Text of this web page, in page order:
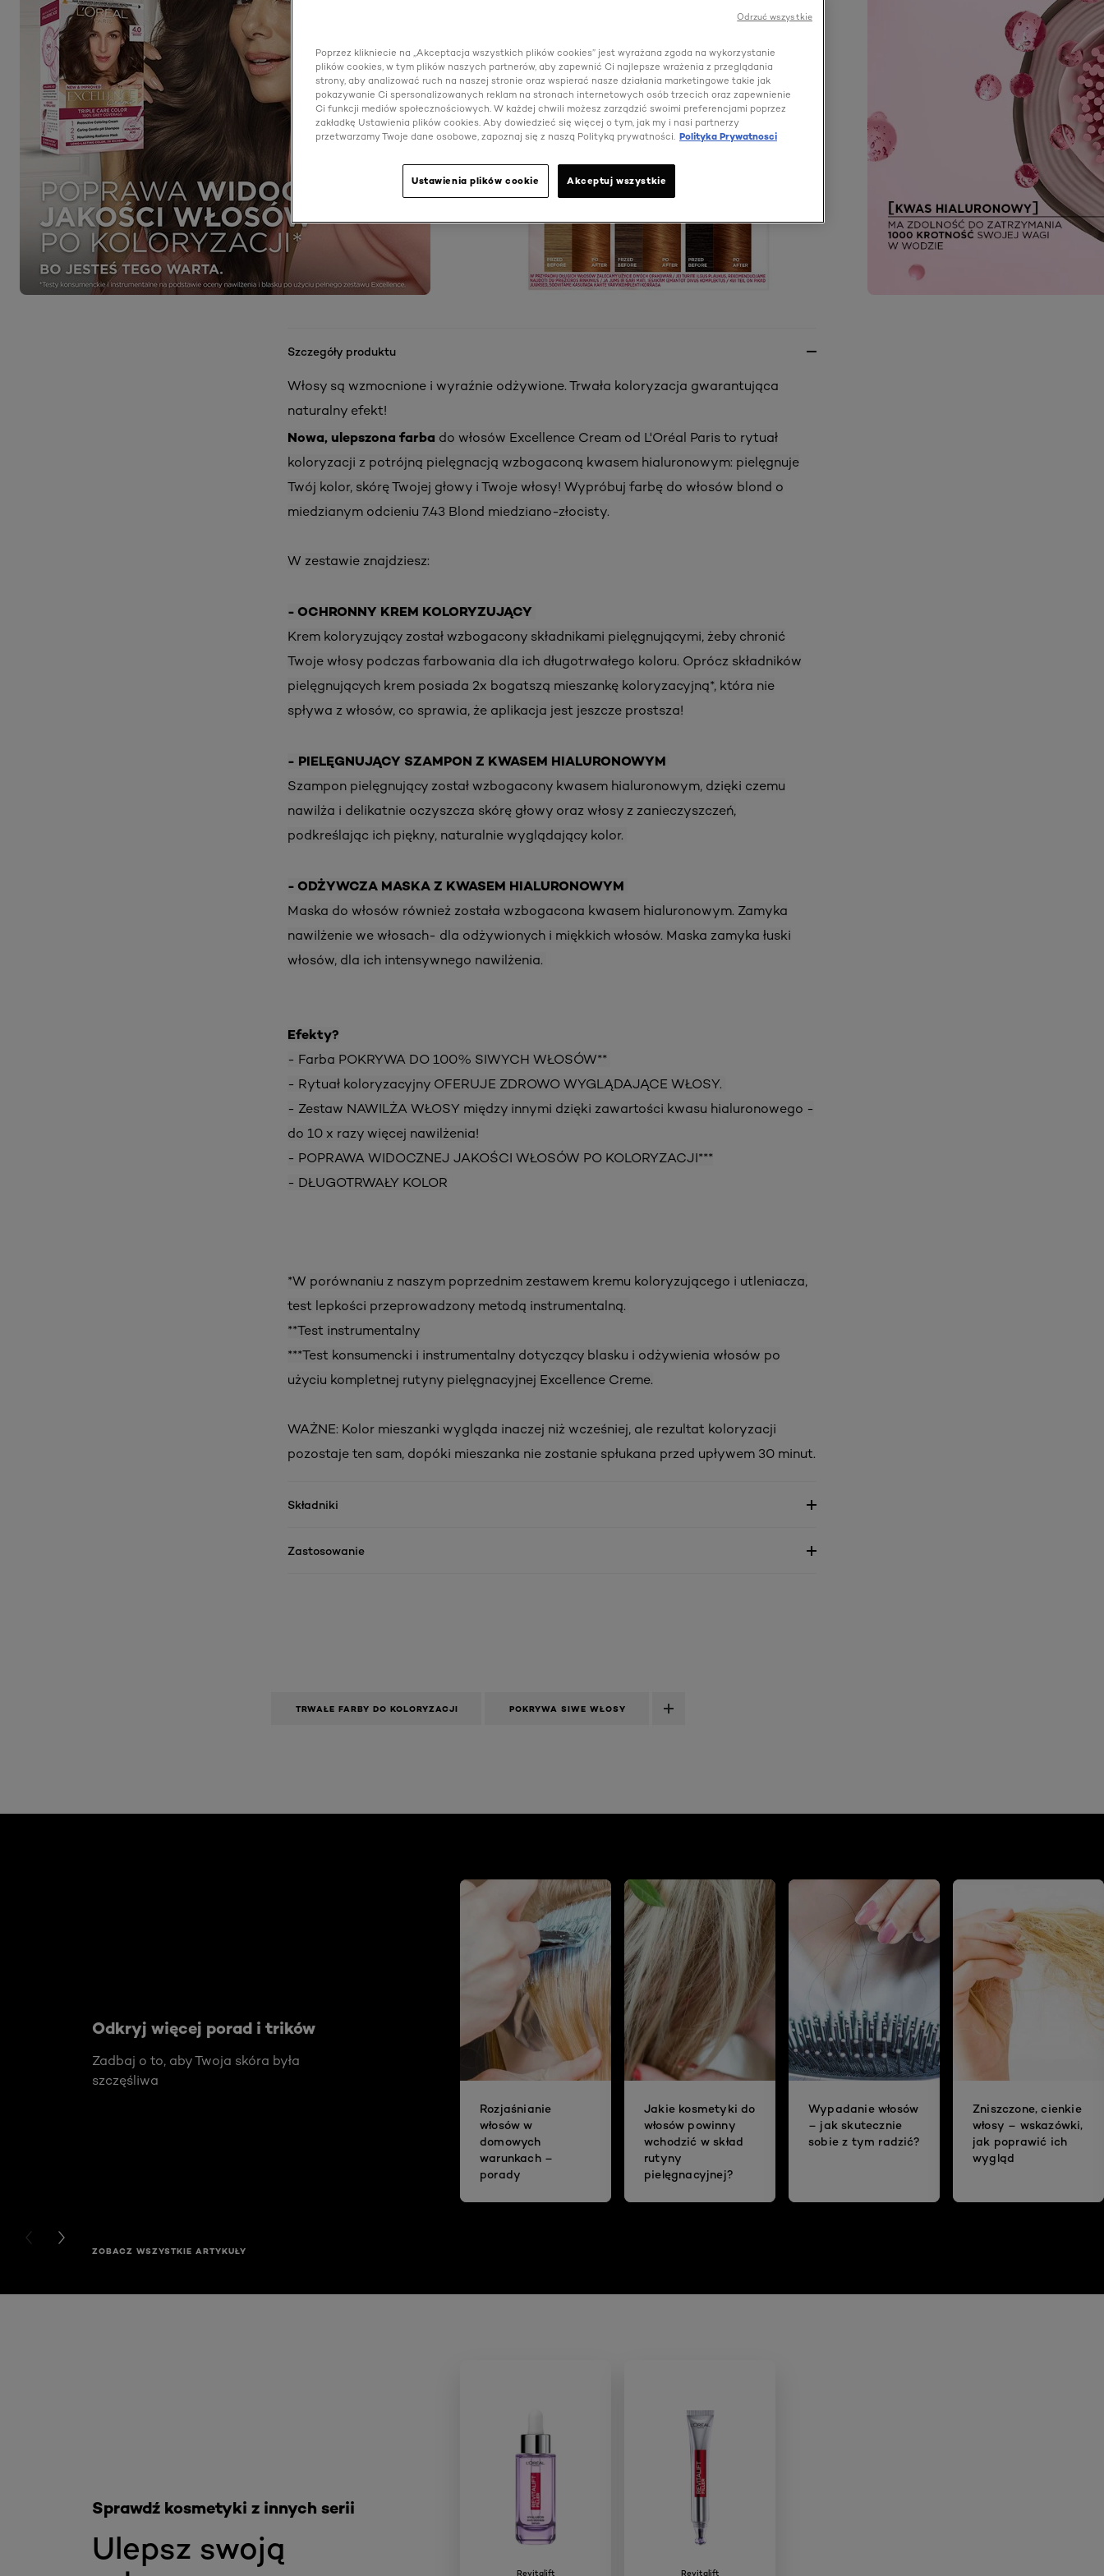
Szczegóły produktu
Włosy są wzmocnione i wyraźnie odżywione. Trwała koloryzacja gwarantująca
naturalny efekt!
Nowa, ulepszona farba do włosów Excellence Cream od L'Oréal Paris to rytuał
koloryzacji z potrójną pielęgnacją wzbogaconą kwasem hialuronowym: pielęgnuje
Twój kolor, skórę Twojej głowy i Twoje włosy! Wypróbuj farbę do włosów blond o
miedzianym odcieniu 7.43 Blond miedziano-złocisty.
W zestawie znajdziesz:
- OCHRONNY KREM KOLORYZUJĄCY
Krem koloryzujący został wzbogacony składnikami pielęgnującymi, żeby chronić
Twoje włosy podczas farbowania dla ich długotrwałego koloru. Oprócz składników
pielęgnujących krem posiada 2x bogatszą mieszankę koloryzacyjną*, która nie
spływa z włosów, co sprawia, że aplikacja jest jeszcze prostsza!
- PIELĘGNUJĄCY SZAMPON Z KWASEM HIALURONOWYM
Szampon pielęgnujący został wzbogacony kwasem hialuronowym, dzięki czemu
nawilża i delikatnie oczyszcza skórę głowy oraz włosy z zanieczyszczeń,
podkreślając ich piękny, naturalnie wyglądający kolor.
- ODŻYWCZA MASKA Z KWASEM HIALURONOWYM
Maska do włosów również została wzbogacona kwasem hialuronowym. Zamyka
nawilżenie we włosach- dla odżywionych i miękkich włosów. Maska zamyka łuski
włosów, dla ich intensywnego nawilżenia.
Efekty?
- Farba POKRYWA DO 100% SIWYCH WŁOSÓW**
- Rytuał koloryzacyjny OFERUJE ZDROWO WYGLĄDAJĄCE WŁOSY.
- Zestaw NAWILŻA WŁOSY między innymi dzięki zawartości kwasu hialuronowego -
do 10 x razy więcej nawilżenia!
- POPRAWA WIDOCZNEJ JAKOŚCI WŁOSÓW PO KOLORYZACJI***
- DŁUGOTRWAŁY KOLOR
*W porównaniu z naszym poprzednim zestawem kremu koloryzującego i utleniacza,
test lepkości przeprowadzony metodą instrumentalną.
**Test instrumentalny
***Test konsumencki i instrumentalny dotyczący blasku i odżywienia włosów po
użyciu kompletnej rutyny pielęgnacyjnej Excellence Creme.
WAŻNE: Kolor mieszanki wygląda inaczej niż wcześniej, ale rezultat koloryzacji
pozostaje ten sam, dopóki mieszanka nie zostanie spłukana przed upływem 30 minut.
Składniki
Zastosowanie
TRWAŁE FARBY DO KOLORYZACJI POKRYWA SIWE WŁOSY
Odkryj więcej porad i trików
Zadbaj o to, aby Twoja skóra była
szczęśliwa
Rozjaśnianie
włosów w
domowych
warunkach –
porady
Jakie kosmetyki do
włosów powinny
wchodzić w skład
rutyny
pielęgnacyjnej?
Wypadanie włosów
– jak skutecznie
sobie z tym radzić?
Zniszczone, cienkie
włosy – wskazówki,
jak poprawić ich
wygląd
PREVIOUS CARD
NEXT CARD
ZOBACZ WSZYSTKIE ARTYKUŁY
Ulepsz swoją
Sprawdź kosmetyki z innych serii
Revitalift Revitalift
Poprzez klikniecie na „Akceptacja wszystkich plików cookies” jest wyrażana zgoda na wykorzystanie
plików cookies, w tym plików naszych partnerów, aby zapewnić Ci najlepsze wrażenia z przeglądania
strony, aby analizować ruch na naszej stronie oraz wspierać nasze działania marketingowe takie jak
pokazywanie Ci spersonalizowanych reklam na stronach internetowych osób trzecich oraz zapewnienie
Ci funkcji mediów społecznościowych. W każdej chwili możesz zarządzić swoimi preferencjami poprzez
zakładkę Ustawienia plików cookies. Aby dowiedzieć się więcej o tym, jak my i nasi partnerzy
przetwarzamy Twoje dane osobowe, zapoznaj się z naszą Polityką prywatności. Polityka Prywatnosci
Ustawienia plików cookie Akceptuj wszystkie
Odrzuć wszystkie